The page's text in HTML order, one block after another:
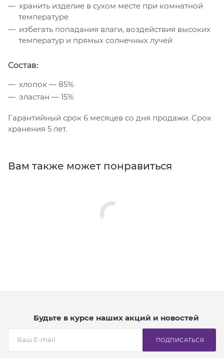
хранить изделие в сухом месте при комнатной
температуре
избегать попадания влаги, воздействия высоких
температур и прямых солнечных лучей
Состав:
хлопок — 85%
эластан — 15%
Гарантийный срок 6 месяцев со дня продажи. Срок
хранения 5 лет.
Вам также может понравиться
Будьте в курсе наших акций и новостей
ПОДПИСАТЬСЯ